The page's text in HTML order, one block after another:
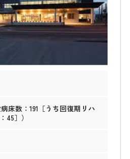
床数：191［うち回復期リハ
45］）